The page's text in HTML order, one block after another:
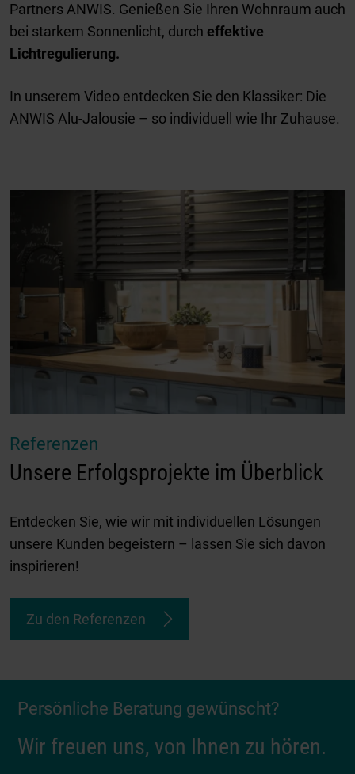
Partners ANWIS. Genießen Sie Ihren Wohnraum auch
bei starkem Sonnenlicht, durch effektive
Lichtregulierung.
In unserem Video entdecken Sie den Klassiker: Die
ANWIS Alu-Jalousie – so individuell wie Ihr Zuhause.
Referenzen
Unsere Erfolgsprojekte im Überblick
Entdecken Sie, wie wir mit individuellen Lösungen
unsere Kunden begeistern – lassen Sie sich davon
inspirieren!
Zu den Referenzen
Persönliche Beratung gewünscht?
Wir freuen uns, von Ihnen zu hören.